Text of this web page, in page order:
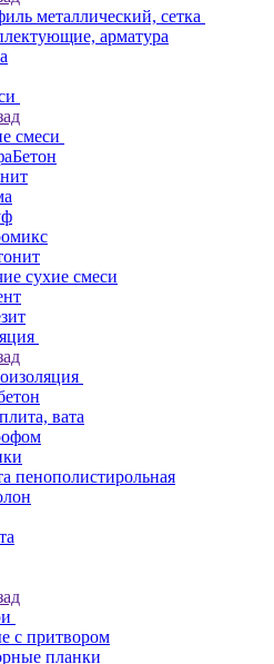
металлический, сетка
арматура
смеси
сухие смеси
вата
пенополистирольная
с притвором
планки